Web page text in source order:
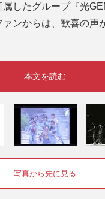
したグループ『光
ンからは、歓喜の声
本文を読む
写真から先に見る